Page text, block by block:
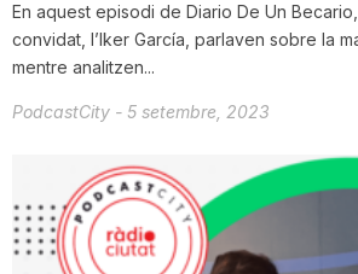
a
t
En aquest episodi de Diario De Un
convidat, l’Iker García, parlaven sobre la
mentre analitzen...
PodcastCity - 5 setembre, 2023